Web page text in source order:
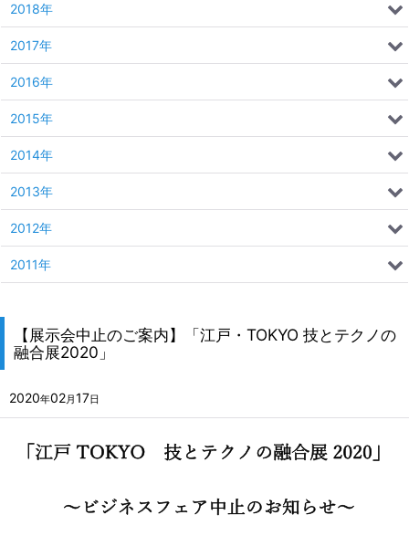
【展示会中止のご案内】「江戸・TOKYO 技とテクノの
融合展2020」
2020年02月17日
2018年
2017年
2016年
2015年
2014年
2013年
2012年
2011年